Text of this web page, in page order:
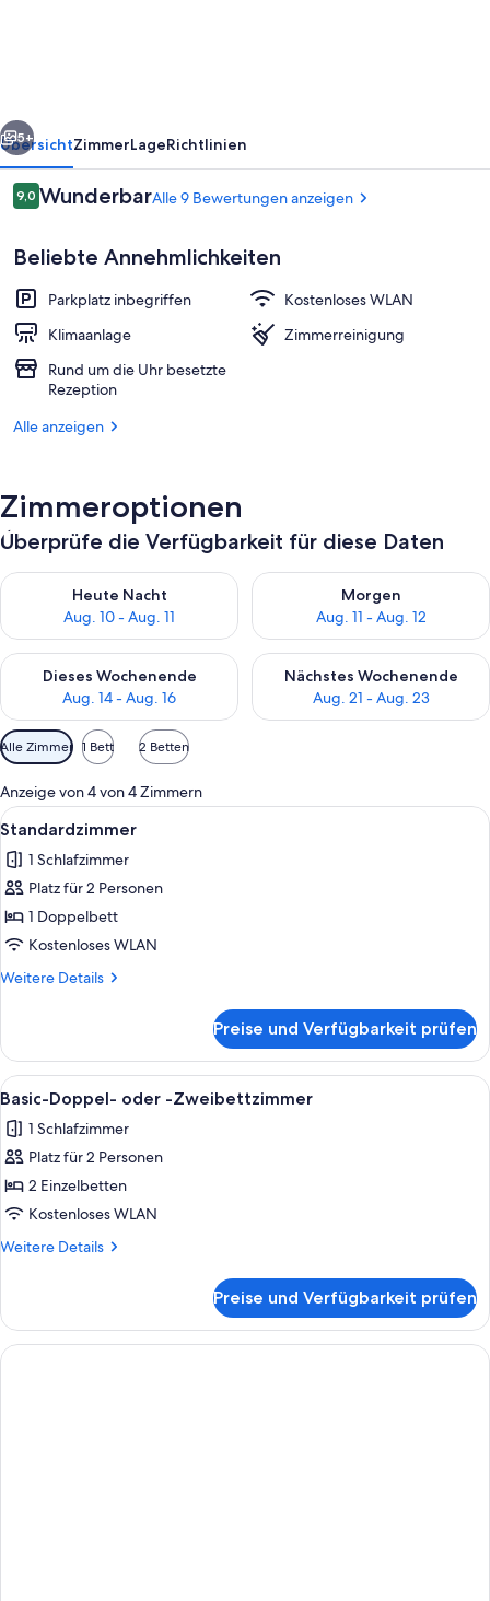
Weiter
5+
ÜbersichtZimmerLageRichtlinien
Bewertungen
9,09,0 von 10.
WunderbarAlle 9 Bewertungen anzeigen
Beliebte Annehmlichkeiten
Parkplatz inbegriffen
Kostenloses WLAN
Klimaanlage
Zimmerreinigung
Rund um die Uhr besetzte
Rezeption
Alle anzeigen
Zimmeroptionen
Überprüfe die Verfügbarkeit für diese Daten
Heute Nacht
Aug. 10 - Aug. 11
Überprüfe die Verfügbarkeit für heute Nacht, Aug. 10 - Aug.
Morgen
Aug. 11 - Aug. 12
Überprüfe die Verfügbarkeit
Dieses Wochenende
Aug. 14 - Aug. 16
Überprüfe die Verfügbarkeit für dieses Wochenende, Aug. 14
Nächstes Wochenende
Aug. 21 - Aug. 23
Überprüfe die Verfügbarkeit
Verfügbare
Filter
für
Zimmer
Alle Zimmer 1 Bett 2 Betten
Anzeige von 4 von 4 Zimmern
Alle
Fotos
für
Standardzimmer
anzeigen
Ein ordentlich bezogenes Bett mit
1
Standardzimmer
1 Schlafzimmer
Platz für 2 Personen
1 Doppelbett
Kostenloses WLAN
Weitere Details
Weitere
Preise und Verfügbarkeit prüfen
Alle
Fotos
für
Basic-
Doppel-
oder
-
Zwei Einzelbetten mit Kopfteilen,
1
Basic-Doppel- oder -Zweibettzimmer
1 Schlafzimmer
Platz für 2 Personen
2 Einzelbetten
Kostenloses WLAN
Weitere Details
Weitere
Doppel-
oder
-
Preise und Verfügbarkeit prüfen